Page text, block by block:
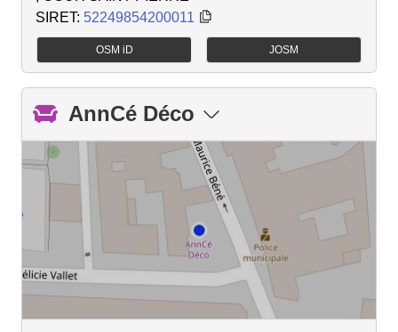
SIRET: 52249854200011
OSM iD JOSM
AnnCé Déco